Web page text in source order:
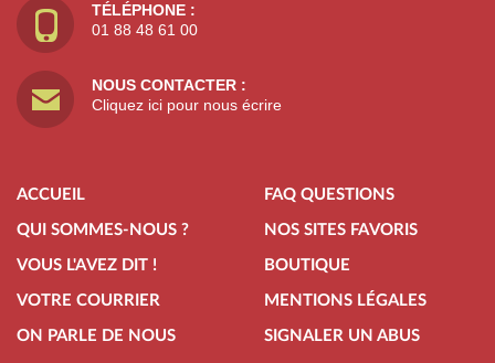
TÉLÉPHONE :
01 88 48 61 00
NOUS CONTACTER :
Cliquez ici pour nous écrire
ACCUEIL
QUI SOMMES-NOUS ?
VOUS L'AVEZ DIT !
VOTRE COURRIER
ON PARLE DE NOUS
FAQ QUESTIONS
NOS SITES FAVORIS
BOUTIQUE
MENTIONS LÉGALES
SIGNALER UN ABUS